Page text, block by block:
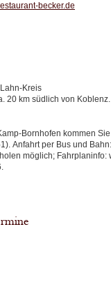
becker.de
Kreis
20 km südlich von Koblenz.
Fahrplaninfo: www.bahn.de. Anfahrt